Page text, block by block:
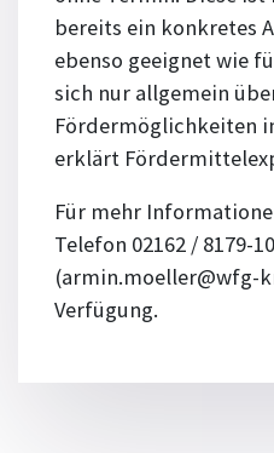
bereits ein konkretes
ebenso geeignet wie
sich nur allgemein
Fördermöglichkeiten
erklärt
Für mehr
Telefon 02162 / 8179-
(armin.moeller@wfg-
Verfügung.